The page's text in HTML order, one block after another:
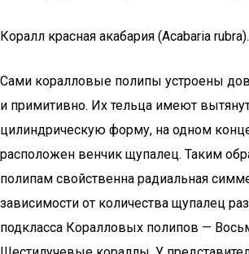
Коралл красная акабария (Acabaria rubra).
Сами коралловые полипы устроены
и примитивно. Их тельца имеют
цилиндрическую форму, на одном
расположен венчик щупалец. Таким
полипам свойственна радиальная
зависимости от количества щупалец
подкласса Коралловых полипов —